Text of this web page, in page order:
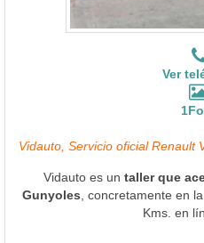
Ver
Vidauto, Servicio oficial Renault
Vidauto es un taller que
Gunyoles , concretamente en
Kms. en